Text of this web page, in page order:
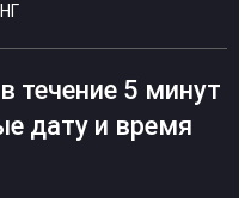
течение 5 минут
дату и время